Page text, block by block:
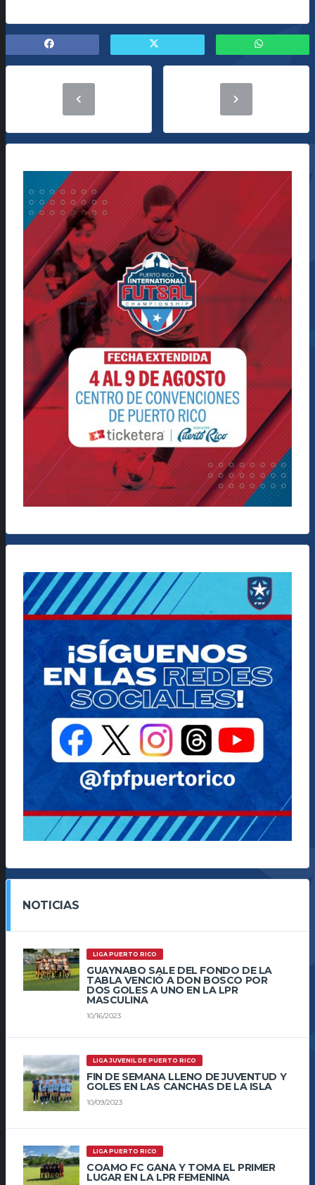
NOTICIAS
LIGA PUERTO RICO
GUAYNABO SALE DEL FONDO DE LA
TABLA VENCIÓ A DON BOSCO POR
DOS GOLES A UNO EN LA LPR
MASCULINA
10/16/2023
LIGA JUVENIL DE PUERTO RICO
FIN DE SEMANA LLENO DE JUVENTUD Y
GOLES EN LAS CANCHAS DE LA ISLA
10/09/2023
LIGA PUERTO RICO
COAMO FC GANA Y TOMA EL PRIMER
LUGAR EN LA LPR FEMENINA